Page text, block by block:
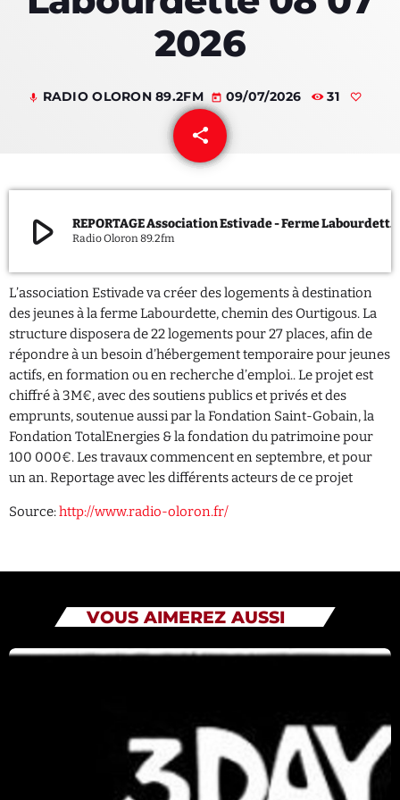
QUI SOMMES NOUS ?
ADHÉRER OU SOUTENIR
Archives
octobre 2025
septembre 2025
août 2025
Catégories
Playlists Musicales
2026
mic RADIO OLORON 89.2FM today 09/07/2026 31
share
email
play_arrow REPORTAGE Association Estivade - Ferme Labourdette 08 07 2026
Radio Oloron 89.2fm
L’association Estivade va créer des logements à destination
des jeunes à la ferme Labourdette, chemin des Ourtigous. La
structure disposera de 22 logements pour 27 places, afin de
répondre à un besoin d’hébergement temporaire pour jeunes
actifs, en formation ou en recherche d’emploi.. Le projet est
chiffré à 3M€, avec des soutiens publics et privés et des
emprunts, soutenue aussi par la Fondation Saint-Gobain, la
Fondation TotalEnergies & la fondation du patrimoine pour
100 000€. Les travaux commencent en septembre, et pour
un an. Reportage avec les différents acteurs de ce projet
Source:http://www.radio-oloron.fr/
VOUS AIMEREZ AUSSI